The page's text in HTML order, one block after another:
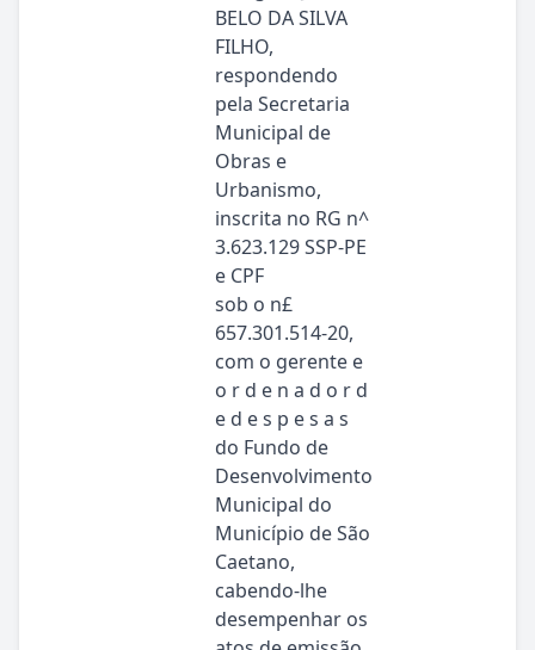
BELO DA SILVA
FILHO,
respondendo
pela Secretaria
Municipal de
Obras e
Urbanismo,
inscrita no RG n^
3.623.129 SSP-PE
e CPF
sob o n£
657.301.514-20,
com o gerente e
o r d e n a d o r d
e d e s p e s a s
do Fundo de
Desenvolvimento
Municipal do
Município de São
Caetano,
cabendo-lhe
desempenhar os